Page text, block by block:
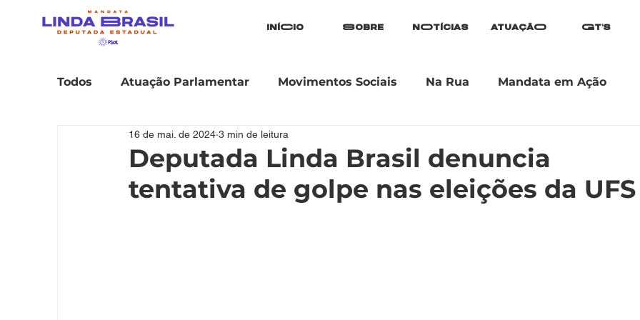
iníCio Sobre nOtícias atuaçãO Gt's
Todos Atuação Parlamentar Movimentos Sociais Na Rua Mandata em Ação
Deputada Linda Brasil denuncia
tentativa de golpe nas eleições da UFS
16 de mai. de 2024 3 min de leitura